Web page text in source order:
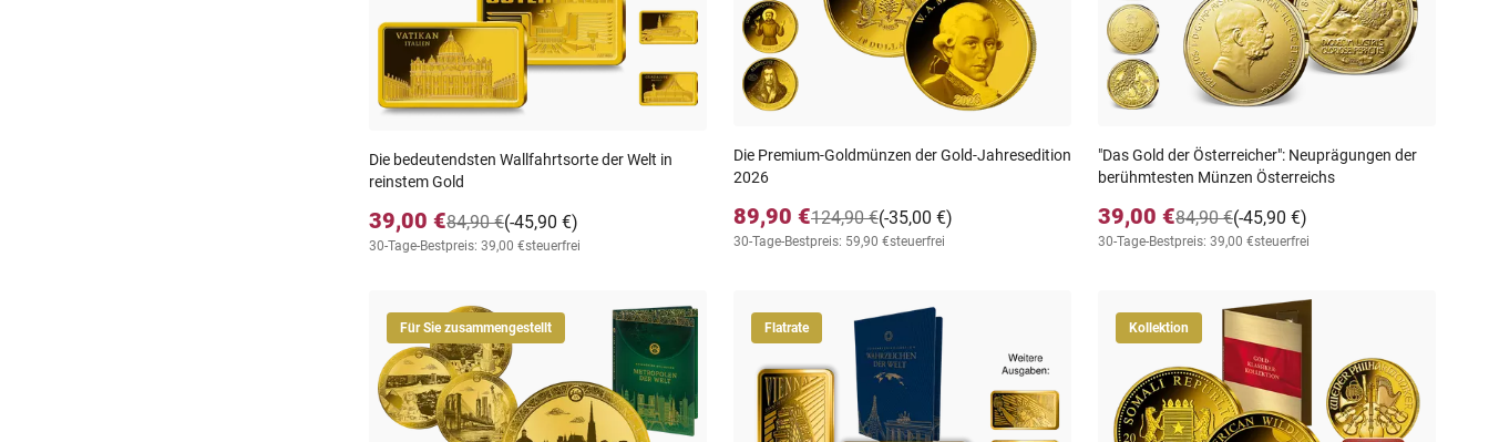
Die bedeutendsten Wallfahrtsorte der Welt in
reinstem Gold
39,00 € (-45,90 €)
84,90 €
30-Tage-Bestpreis: 39,00 €steuerfrei
Die Premium-Goldmünzen der Gold-Jahresedition
2026
89,90 € (-35,00 €)
124,90 €
30-Tage-Bestpreis: 59,90 €steuerfrei
"Das Gold der Österreicher": Neuprägungen der
berühmtesten Münzen Österreichs
39,00 € (-45,90 €)
84,90 €
30-Tage-Bestpreis: 39,00 €steuerfrei
Für Sie zusammengestellt Flatrate Kollektion